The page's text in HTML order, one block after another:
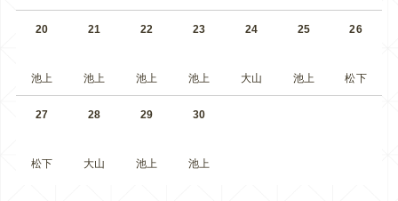
20
池上
21
池上
22
池上
23
池上
24
大山
25
池上
26
松下
27
松下
28
大山
29
池上
30
池上